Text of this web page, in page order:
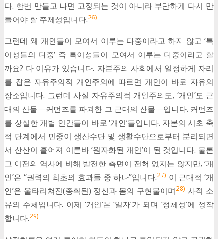
다. 한번 만들고 나면 고정되는 것이 아니라 부단하게 다시 만
들어야 할 주체성입니다.26)
그런데 왜 개인들이 모여서 이루는 다중이라고 하지 않고 ‘특
이성들의 다중’ 즉 특이성들이 모여서 이루는 다중이라고 할
까요? 다 이유가 있습니다. 자본주의 사회에서 일정하게 자리
를 잡은 자유주의적 개인주의에 따르면 개인이 바로 자유의
장소입니다. 그런데 사실 자유주의적 개인주의도, ‘개인’도 근
대의 산물—커먼즈를 파괴한 그 근대의 산물—입니다. 커먼즈
를 상실한 개별 인간들이 바로 ‘개인’들입니다. 자본의 시초 축
적 단계에서 민중이 생산수단 및 생활수단으로부터 분리되면
서 산산이 흩어져 이른바 ‘원자화된 개인’이 된 것입니다. 물론
그 이전의 역사에 비해 발전한 측면이 전혀 없지는 않지만, ‘개
인’은 “권력의 최초의 효과들 중 하나”입니다.27) 이 근대적 ‘개
인’은 울타리쳐진(종획된) 정신과 몸의 구현물이며28) 사적 소
유의 주체입니다. 이제 ‘개인’은 ‘일자’가 되며 ‘정체성’에 정착
합니다.29)